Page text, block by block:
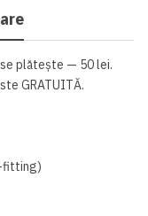
plătește — 50 lei.
GRATUITĂ.
fitting)